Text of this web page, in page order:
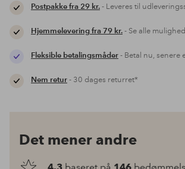
Postpakke fra 29 kr.- Leveres til
Hjemmelevering fra 79 kr.- Se alle
Fleksible betalingsmåder- Betal nu, senere
Nem retur- 30 dages returret*
Det mener andre